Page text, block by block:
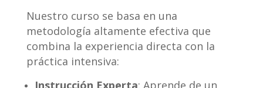
Nuestro curso se basa en una
metodología altamente efectiva que
combina la experiencia directa con la
práctica intensiva:
Instrucción Experta: Aprende de un